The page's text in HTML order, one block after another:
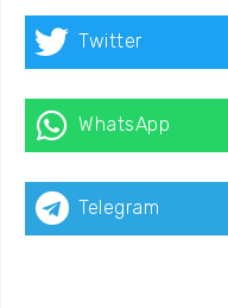
Twitter
WhatsApp
Telegram